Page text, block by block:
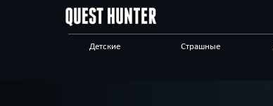
Детские Страшные